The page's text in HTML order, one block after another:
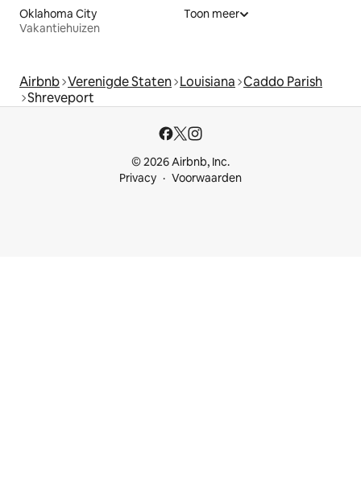
Oklahoma City
Vakantiehuizen
Toon meer
Airbnb Verenigde Staten Louisiana Caddo Parish
Shreveport
© 2026 Airbnb, Inc.
Privacy
Voorwaarden